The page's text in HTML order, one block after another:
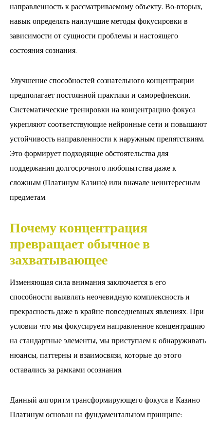
направленность к рассматриваемому объекту. Во-вторых,
навык определять наилучшие методы фокусировки в
зависимости от сущности проблемы и настоящего
состояния сознания.
Улучшение способностей сознательного концентрации
предполагает постоянной практики и саморефлексии.
Систематические тренировки на концентрацию фокуса
укрепляют соответствующие нейронные сети и повышают
устойчивость направленности к наружным препятствиям.
Это формирует подходящие обстоятельства для
поддержания долгосрочного любопытства даже к
сложным (Платинум Казино) или вначале неинтересным
предметам.
Почему концентрация
превращает обычное в
захватывающее
Изменяющая сила внимания заключается в его
способности выявлять неочевидную комплексность и
прекрасность даже в крайне повседневных явлениях. При
условии что мы фокусируем направленное концентрацию
на стандартные элементы, мы приступаем к обнаруживать
нюансы, паттерны и взаимосвязи, которые до этого
оставались за рамками осознания.
Данный алгоритм трансформирующего фокуса в Казино
Платинум основан на фундаментальном принципе: